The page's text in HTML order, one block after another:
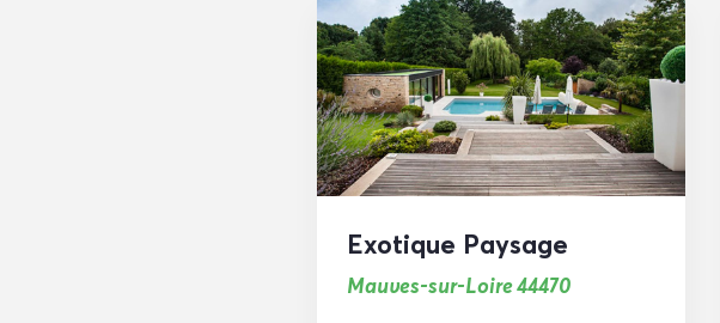
Exotique Paysage
Mauves-sur-Loire 44470